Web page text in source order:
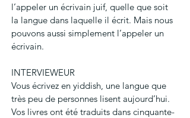
l’appeler un écrivain juif, quelle que soit
la langue dans laquelle il écrit. Mais nous
pouvons aussi simplement l’appeler un
écrivain.
INTERVIEWEUR
Vous écrivez en yiddish, une langue que
très peu de personnes lisent aujourd’hui.
Vos livres ont été traduits dans cinquante-